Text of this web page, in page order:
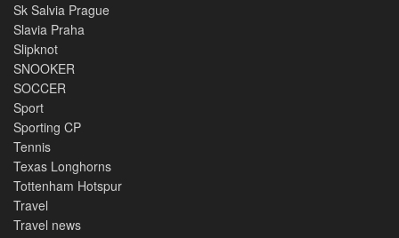
Sk Salvia Prague
Slavia Praha
Slipknot
SNOOKER
SOCCER
Sport
Sporting CP
Tennis
Texas Longhorns
Tottenham Hotspur
Travel
Travel news